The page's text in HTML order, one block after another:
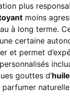
plus
moins
à long terme.
certaine
et permet
gouttes d’
parfumer